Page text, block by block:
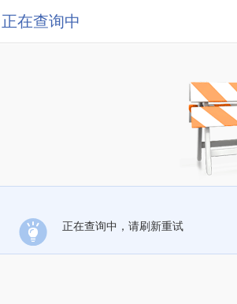
正在查询中
正在查询中，请刷新重试